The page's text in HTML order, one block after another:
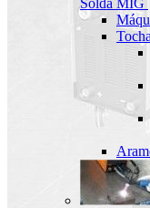
Solda MIG